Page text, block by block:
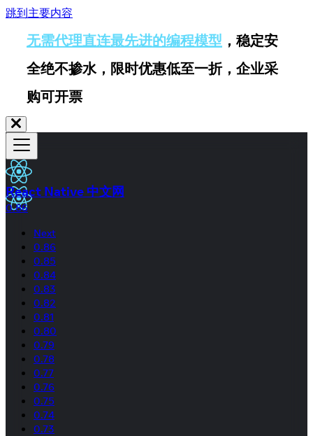
跳到主要内容
无需代理直连最先进的编程模型 ，稳定安
全绝不掺水，限时优惠低至一折，企业采
购可开票
React Native 中文网
0.86
Next
0.86
0.85
0.84
0.83
0.82
0.81
0.80
0.79
0.78
0.77
0.76
0.75
0.74
0.73